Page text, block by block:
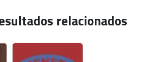
relacionados